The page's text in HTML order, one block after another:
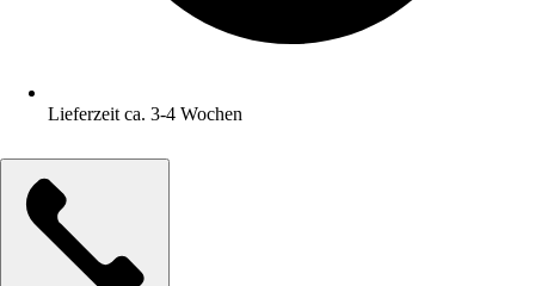
Lieferzeit ca. 3-4 Wochen